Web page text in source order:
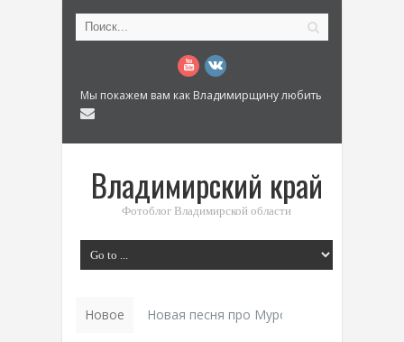
Мы покажем вам как Владимирщину любить
Владимирский край
Фотоблог Владимирской области
Новое Новая песня про Муром: «Былинный